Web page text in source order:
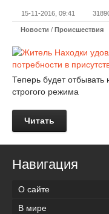
15-11-2016, 09:41
Новости / Происшествия
Теперь будет отбывать
строгого режима
Читать
Навигация
О сайте
В мире